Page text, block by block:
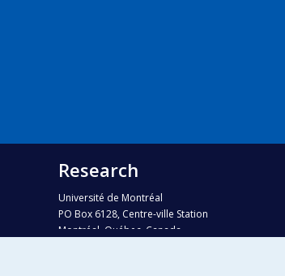
Research
Université de Montréal
PO Box 6128, Centre-ville Station
Montréal, Québec, Canada